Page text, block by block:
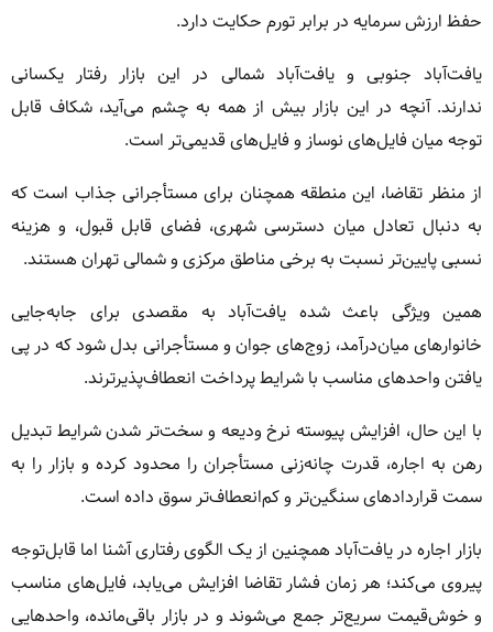
حفظ ارزش سرمایه در برابر تورم حکایت دارد.
یافت‌آباد جنوبی و یافت‌آباد شمالی در این بازار رفتار یکسانی
ندارند. آنچه در این بازار بیش از همه به چشم می‌آید، شکاف قابل
توجه میان فایل‌های نوساز و فایل‌های قدیمی‌تر است.
از منظر تقاضا، این منطقه همچنان برای مستأجرانی جذاب است که
به دنبال تعادل میان دسترسی شهری، فضای قابل قبول، و هزینه
نسبی پایین‌تر نسبت به برخی مناطق مرکزی و شمالی تهران هستند.
همین ویژگی باعث شده یافت‌آباد به مقصدی برای جابه‌جایی
خانوارهای میان‌درآمد، زوج‌های جوان و مستأجرانی بدل شود که در پی
یافتن واحدهای مناسب با شرایط پرداخت انعطاف‌پذیرترند.
با این حال، افزایش پیوسته نرخ ودیعه و سخت‌تر شدن شرایط تبدیل
رهن به اجاره، قدرت چانه‌زنی مستأجران را محدود کرده و بازار را به
سمت قراردادهای سنگین‌تر و کم‌انعطاف‌تر سوق داده است.
بازار اجاره در یافت‌آباد همچنین از یک الگوی رفتاری آشنا اما قابل‌توجه
پیروی می‌کند؛ هر زمان فشار تقاضا افزایش می‌یابد، فایل‌های مناسب
و خوش‌قیمت سریع‌تر جمع می‌شوند و در بازار باقی‌مانده، واحدهایی